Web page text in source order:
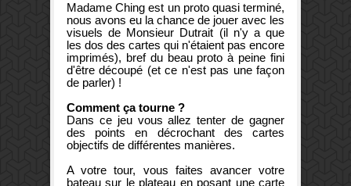
Madame Ching est un proto quasi terminé,
nous avons eu la chance de jouer avec les
visuels de Monsieur Dutrait (il n'y a que
les dos des cartes qui n'étaient pas encore
imprimés), bref du beau proto à peine fini
d'être découpé (et ce n'est pas une façon
de parler) !
Comment ça tourne ?
Dans ce jeu vous allez tenter de gagner
des points en décrochant des cartes
objectifs de différentes manières.
A votre tour, vous faites avancer votre
bateau sur le plateau en posant une carte